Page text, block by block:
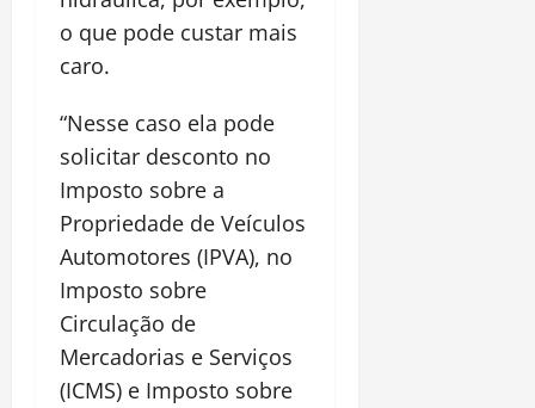
o que pode custar mais
caro.
“Nesse caso ela pode
solicitar desconto no
Imposto sobre a
Propriedade de Veículos
Automotores (IPVA), no
Imposto sobre
Circulação de
Mercadorias e Serviços
(ICMS) e Imposto sobre